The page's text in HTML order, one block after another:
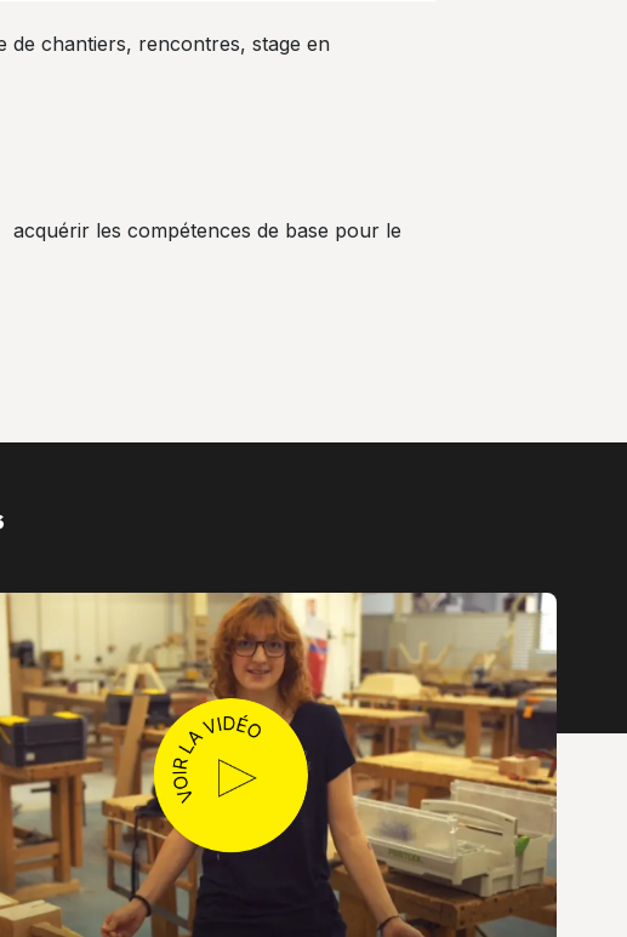
chantiers, rencontres, stage en
les compétences de base pour le